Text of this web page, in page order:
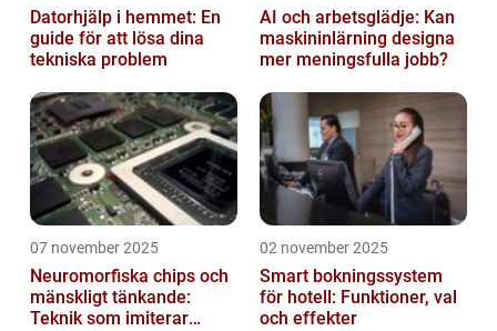
Datorhjälp i hemmet: En
guide för att lösa dina
tekniska problem
AI och arbetsglädje: Kan
maskininlärning designa
mer meningsfulla jobb?
07 november 2025
Neuromorfiska chips och
mänskligt tänkande:
Teknik som imiterar
02 november 2025
Smart bokningssystem
för hotell: Funktioner, val
och effekter